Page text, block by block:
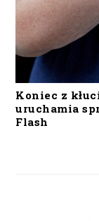
Koniec z
uruchamia
Flash